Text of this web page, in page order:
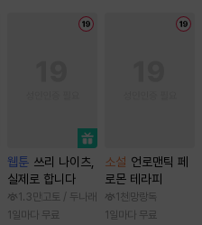
웹툰 쓰리 나이츠,
실제로 합니다
1.3만 고토 / 두나래
1일마다 무료
소설 언로맨틱 페
로몬 테라피
1천 망랑독
1일마다 무료